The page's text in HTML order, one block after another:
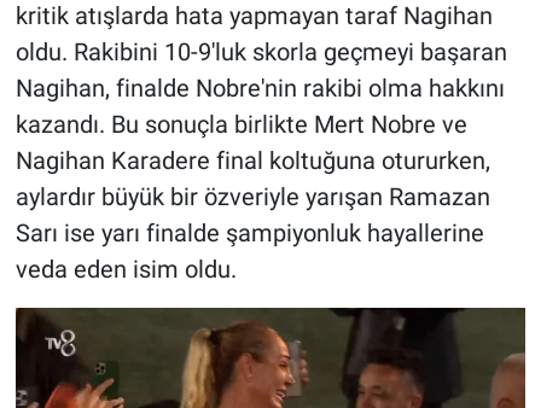
kritik atışlarda hata yapmayan taraf Nagihan
oldu. Rakibini 10-9'luk skorla geçmeyi başaran
Nagihan, finalde Nobre'nin rakibi olma hakkını
kazandı. Bu sonuçla birlikte Mert Nobre ve
Nagihan Karadere final koltuğuna otururken,
aylardır büyük bir özveriyle yarışan Ramazan
Sarı ise yarı finalde şampiyonluk hayallerine
veda eden isim oldu.